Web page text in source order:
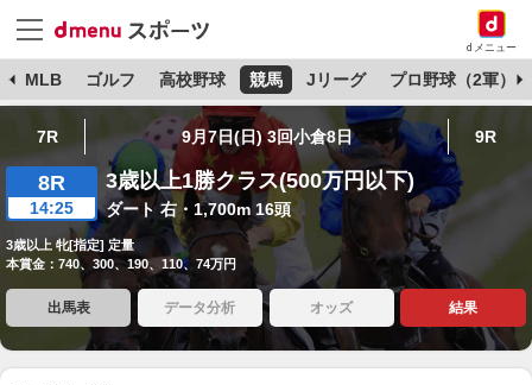
dメニュー
MLB ゴルフ 高校野球 競馬 Jリーグ プロ野球（2軍）
7R 9月7日(日) 3回小倉8日 9R
8R
14:25
3歳以上1勝クラス(500万円以下)
ダート 右・1,700m 16頭
3歳以上 牝[指定] 定量
本賞金：740、300、190、110、74万円
出馬表 データ分析 オッズ 結果